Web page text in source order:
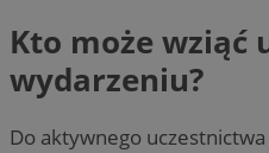
Kto może wziąć
wydarzeniu?
Do aktywnego